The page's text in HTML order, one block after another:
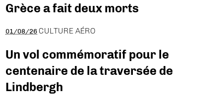
Grèce a fait deux morts
01/08/26 CULTURE AÉRO
Un vol commémoratif pour le
centenaire de la traversée de
Lindbergh